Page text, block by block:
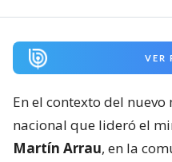
VER
En el contexto del
nacional que lideró el
Martín Arrau, en la